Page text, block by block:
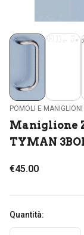
POMOLI E MANIGLIONI
Maniglione
TYMAN
€45.00
Quantità: